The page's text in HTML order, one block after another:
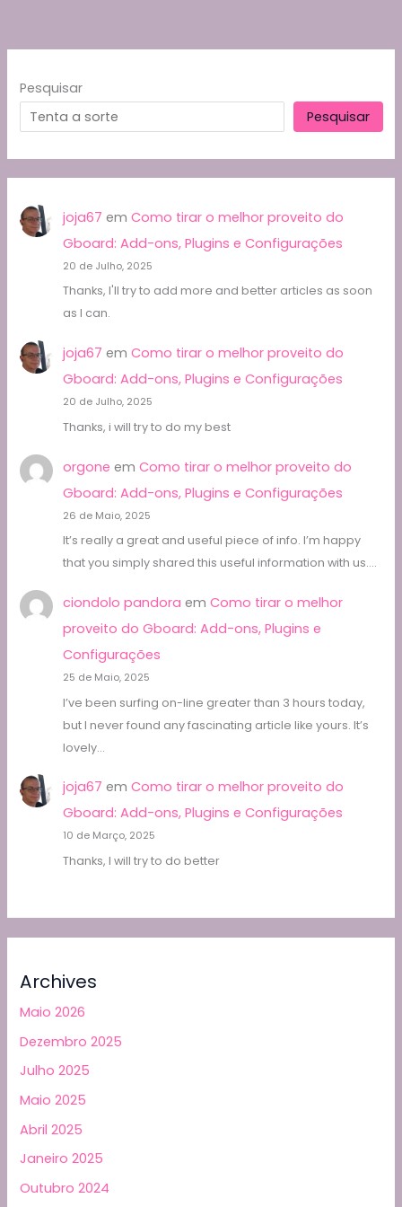
Pesquisar
Pesquisar
joja67 em Como tirar o melhor proveito do
Gboard: Add-ons, Plugins e Configurações
20 de Julho, 2025
Thanks, I'll try to add more and better articles as soon
as I can.
joja67 em Como tirar o melhor proveito do
Gboard: Add-ons, Plugins e Configurações
20 de Julho, 2025
Thanks, i will try to do my best
orgone em Como tirar o melhor proveito do
Gboard: Add-ons, Plugins e Configurações
26 de Maio, 2025
It’s really a great and useful piece of info. I’m happy
that you simply shared this useful information with us.…
ciondolo pandora em Como tirar o melhor
proveito do Gboard: Add-ons, Plugins e
Configurações
25 de Maio, 2025
I’ve been surfing on-line greater than 3 hours today,
but I never found any fascinating article like yours. It’s
lovely…
joja67 em Como tirar o melhor proveito do
Gboard: Add-ons, Plugins e Configurações
10 de Março, 2025
Thanks, I will try to do better
Archives
Maio 2026
Dezembro 2025
Julho 2025
Maio 2025
Abril 2025
Janeiro 2025
Outubro 2024